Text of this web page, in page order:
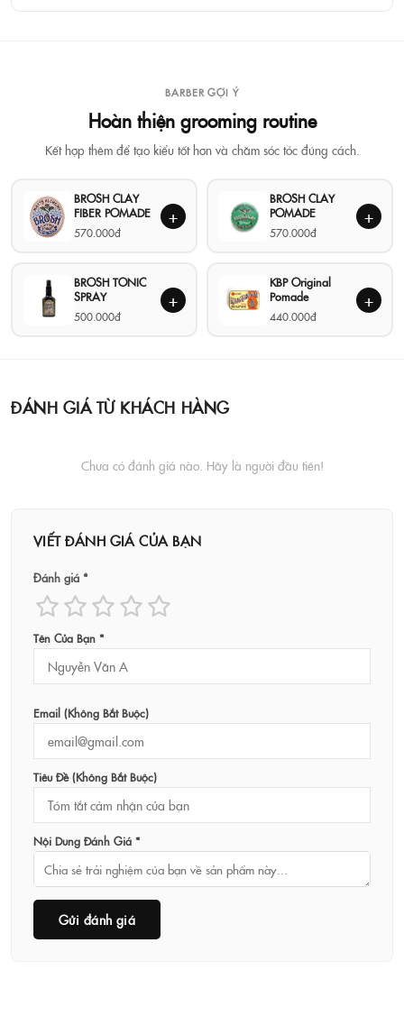
BARBER GỢI Ý
Hoàn thiện grooming routine
Kết hợp thêm để tạo kiểu tốt hơn và chăm sóc tóc đúng cách.
BROSH CLAY
FIBER POMADE
570.000đ
+
BROSH CLAY
POMADE
570.000đ
+
BROSH TONIC
SPRAY
500.000đ
+
KBP Original
Pomade
440.000đ
+
ĐÁNH GIÁ TỪ KHÁCH HÀNG
Chưa có đánh giá nào. Hãy là người đầu tiên!
VIẾT ĐÁNH GIÁ CỦA BẠN
Đánh giá *
Tên Của Bạn *
Email (không Bắt Buộc)
Tiêu Đề (không Bắt Buộc)
Nội Dung Đánh Giá *
Gửi đánh giá